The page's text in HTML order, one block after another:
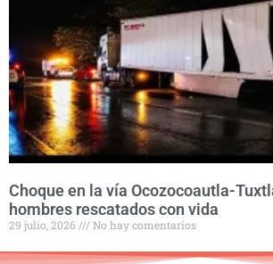
Choque en la vía Ocozocoautla-
hombres rescatados con vida
29 julio, 2026 No hay comentarios